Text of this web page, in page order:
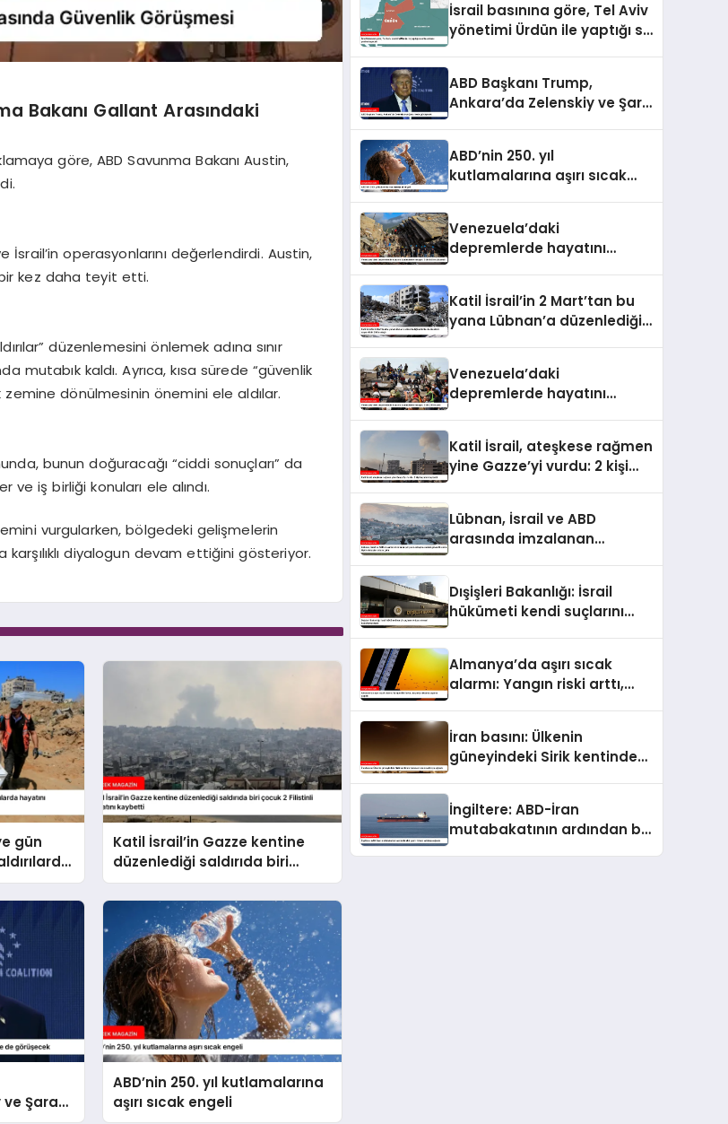
Bakanı Gallant Arasındaki
göre, ABD Savunma Bakanı Austin,
operasyonlarını değerlendirdi. Austin,
bir kez daha teyit etti.
düzenlemesini önlemek adına sınır
mutabık kaldı. Ayrıca, kısa sürede “güvenlik
zemine dönülmesinin önemini ele aldılar.
bunun doğuracağı “ciddi sonuçları” da
iş birliği konuları ele alındı.
vurgularken, bölgedeki gelişmelerin
karşılıklı diyalogun devam ettiğini gösteriyor.
gün
sayısı
Katil İsrail’in Gazze kentine
düzenlediği saldırıda biri
çocuk 2 Filistinli hayatını
kaybetti
ve Şara
ABD’nin 250. yıl kutlamalarına
aşırı sıcak engeli
İsrail basınına göre, Tel Aviv
yönetimi Ürdün ile yaptığı su
ABD Başkanı Trump,
Ankara’da Zelenskiy ve Şara
ABD’nin 250. yıl
kutlamalarına aşırı sıcak
Venezuela’daki
depremlerde hayatını
Katil İsrail’in 2 Mart’tan bu
yana Lübnan’a düzenlediği
Venezuela’daki
depremlerde hayatını
Katil İsrail, ateşkese rağmen
yine Gazze’yi vurdu: 2 kişi
Lübnan, İsrail ve ABD
arasında imzalanan
detaylar ortaya çıktı
Dışişleri Bakanlığı: İsrail
hükümeti kendi suçlarını
Almanya’da aşırı sıcak
alarmı: Yangın riski arttı,
İran basını: Ülkenin
güneyindeki Sirik kentinde
İngiltere: ABD-İran
mutabakatının ardından bir